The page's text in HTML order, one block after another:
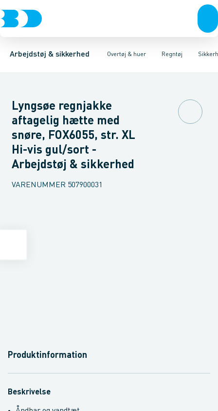
Arbejdstøj & sikkerhed Overtøj & huer
Trøjer & t-shirtsBukser Overtøj & huerUndertøj & sokkerSko
Regntøj
JakkerKedeldragter & OverallsRegntøjVeste Huer & Tilbehør
RegnbukserRegnjakker Sikkerheds regntøj Regnsæt
Lyngsøe regnjakke
aftagelig hætte med
snøre, FOX6055, str. XL
Hi-vis gul/sort -
Arbejdstøj & sikkerhed
VARENUMMER 507900031
Produktinformation
Beskrivelse